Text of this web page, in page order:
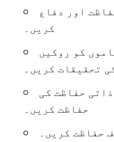
اور دفاع
کریں۔
کو روکیں
تحقیقات کریں۔
حفاظت کی
حفاظت کریں۔
حفاظت کریں۔